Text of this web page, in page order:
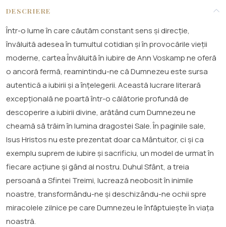
DESCRIERE
Într-o lume în care căutăm constant sens și direcție,
învăluită adesea în tumultul cotidian și în provocările vieții
moderne, cartea Învăluită în iubire de Ann Voskamp ne oferă
o ancoră fermă, reamintindu-ne că Dumnezeu este sursa
autentică a iubirii și a înțelegerii. Această lucrare literară
excepțională ne poartă într-o călătorie profundă de
descoperire a iubirii divine, arătând cum Dumnezeu ne
cheamă să trăim în lumina dragostei Sale. În paginile sale,
Isus Hristos nu este prezentat doar ca Mântuitor, ci și ca
exemplu suprem de iubire și sacrificiu, un model de urmat în
fiecare acțiune și gând al nostru. Duhul Sfânt, a treia
persoană a Sfintei Treimi, lucrează neobosit în inimile
noastre, transformându-ne și deschizându-ne ochii spre
miracolele zilnice pe care Dumnezeu le înfăptuiește în viața
noastră.